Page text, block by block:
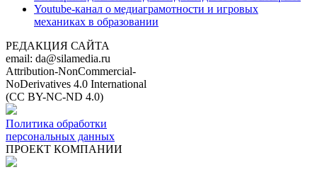
Youtube-канал о медиаграмотности и игровых
механиках в образовании
РЕДАКЦИЯ САЙТА
email: da@silamedia.ru
Attribution-NonCommercial-
NoDerivatives 4.0 International
(CC BY-NC-ND 4.0)
Политика обработки
персональных данных
ПРОЕКТ КОМПАНИИ